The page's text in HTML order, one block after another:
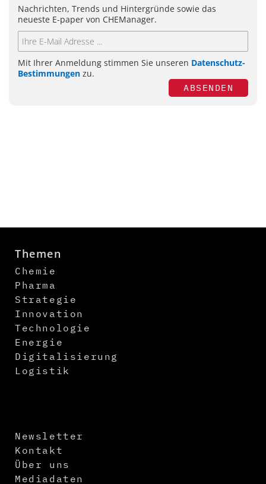
Nachrichten, Trends und Hintergründe sowie das
neueste E-paper von CHEManager.
Mit Ihrer Anmeldung stimmen Sie unseren Datenschutz-
Bestimmungen zu.
ABSENDEN
Themen
Chemie
Pharma
Strategie
Innovation
Technologie
Energie
Digitalisierung
Logistik
Newsletter
Kontakt
Über uns
Mediadaten